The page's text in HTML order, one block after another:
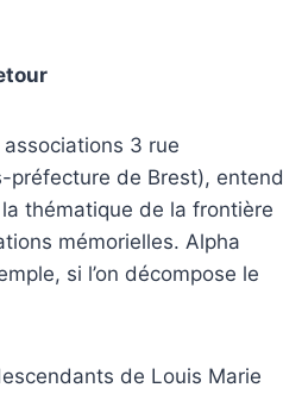
3 rue
préfecture de Brest), entend
thématique de la frontière
mémorielles. Alpha
si l’on décompose le
de Louis Marie